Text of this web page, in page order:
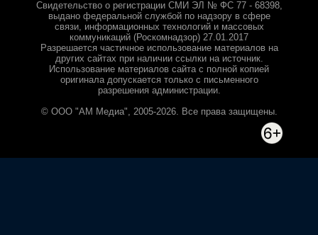
Свидетельство о регистрации СМИ ЭЛ № ФС 77 - 68398,
выдано федеральной службой по надзору в сфере
связи, информационных технологий и массовых
коммуникаций (Роскомнадзор) 27.01.2017
Разрешается частичное использование материалов на
других сайтах при наличии ссылки на источник.
Использование материалов сайта с полной копией
оригинала допускается только с письменного
разрешения администрации.
© ООО "АМ Медиа", 2005-2026. Все права защищены.